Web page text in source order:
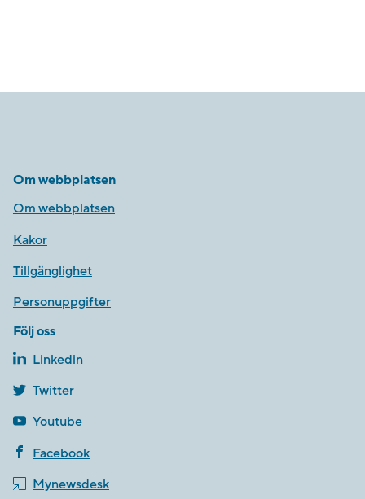
Om webbplatsen
Om webbplatsen
Kakor
Tillgänglighet
Personuppgifter
Följ oss
Linkedin
Twitter
Youtube
Facebook
Mynewsdesk